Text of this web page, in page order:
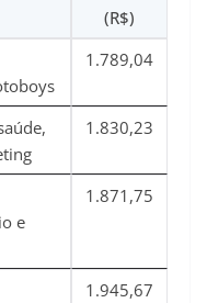
(R$)
1.789,04
1.830,23
e
1.871,75
1.945,67